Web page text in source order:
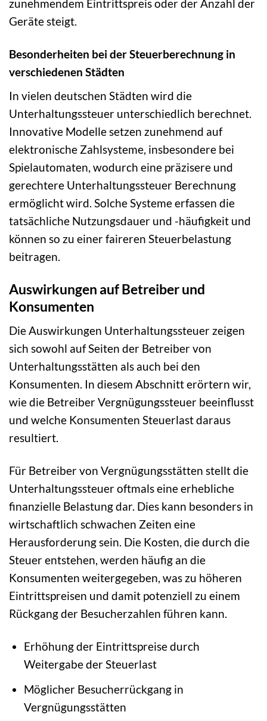
zunehmendem Eintrittspreis oder der Anzahl der
Geräte steigt.
Besonderheiten bei der Steuerberechnung in
verschiedenen Städten
In vielen deutschen Städten wird die
Unterhaltungssteuer unterschiedlich berechnet.
Innovative Modelle setzen zunehmend auf
elektronische Zahlsysteme, insbesondere bei
Spielautomaten, wodurch eine präzisere und
gerechtere Unterhaltungssteuer Berechnung
ermöglicht wird. Solche Systeme erfassen die
tatsächliche Nutzungsdauer und -häufigkeit und
können so zu einer faireren Steuerbelastung
beitragen.
Auswirkungen auf Betreiber und
Konsumenten
Die Auswirkungen Unterhaltungssteuer zeigen
sich sowohl auf Seiten der Betreiber von
Unterhaltungsstätten als auch bei den
Konsumenten. In diesem Abschnitt erörtern wir,
wie die Betreiber Vergnügungssteuer beeinflusst
und welche Konsumenten Steuerlast daraus
resultiert.
Für Betreiber von Vergnügungsstätten stellt die
Unterhaltungssteuer oftmals eine erhebliche
finanzielle Belastung dar. Dies kann besonders in
wirtschaftlich schwachen Zeiten eine
Herausforderung sein. Die Kosten, die durch die
Steuer entstehen, werden häufig an die
Konsumenten weitergegeben, was zu höheren
Eintrittspreisen und damit potenziell zu einem
Rückgang der Besucherzahlen führen kann.
Erhöhung der Eintrittspreise durch
Weitergabe der Steuerlast
Möglicher Besucherrückgang in
Vergnügungsstätten